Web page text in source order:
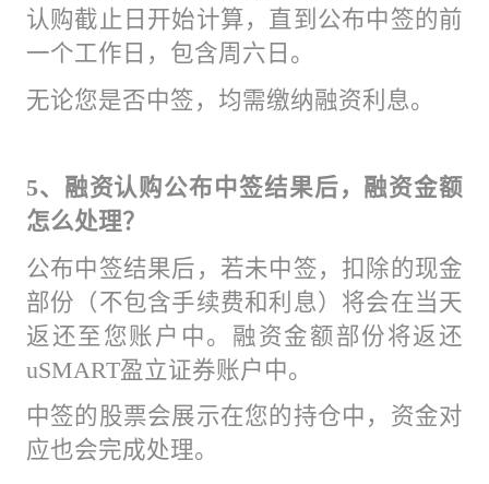
认购截止日开始计算，直到公布中签的前
一个工作日，包含周六日。
无论您是否中签，均需缴纳融资利息。
5、融资认购公布中签结果后，融资金额
怎么处理？
公布中签结果后，若未中签，扣除的现金
部份（不包含手续费和利息）将会在当天
返还至您账户中。融资金额部份将返还
uSMART盈立证券账户中。
中签的股票会展示在您的持仓中，资金对
应也会完成处理。